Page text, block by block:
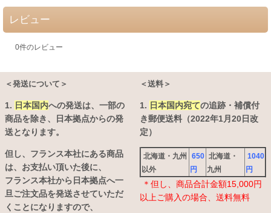
レビュー
0件のレビュー
＜発送について＞
1. 日本国内への発送は、 一部の
商品を除き、日本拠点からの発
送となります。
但し、フランス本社にある商品
は、お支払い頂いた後に、
フランス本社から日本拠点へ一
旦ご注文品を発送させていただ
くことになりますので、
＜送料＞
1. 日本国内宛ての追跡・補償付
き郵便送料（2022年1月20日改
定）
北海道・九州
以外
650
円
北海道・
九州
1040
円
＊但し、商品合計金額15,000円
以上ご購入の場合、送料無料